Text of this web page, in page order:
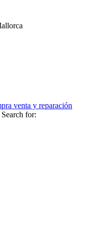
ocasión,
Pantallas, Teclas,
Procesadores,
Search for: